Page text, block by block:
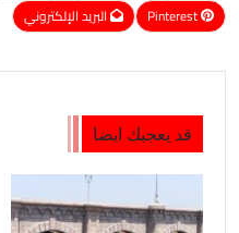
Pinterest
البريد الإلكتروني
قد يعجبك ايضا